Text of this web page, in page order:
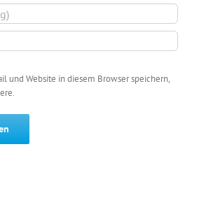
und Website in diesem Browser speichern,